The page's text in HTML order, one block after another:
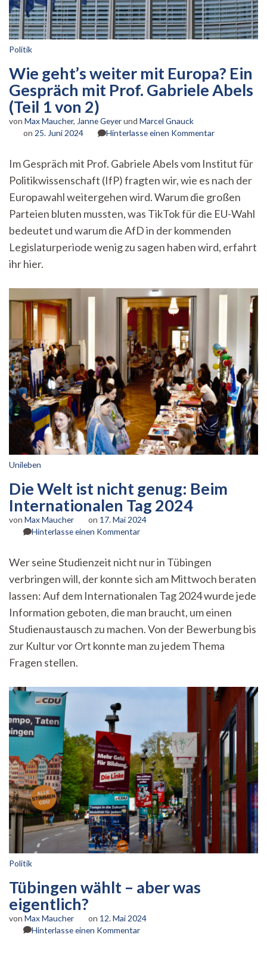
Politik
Wie geht’s weiter mit Europa? Ein
Gespräch mit Prof. Gabriele Abels
(Teil 1 von 2)
von Max Maucher, Janne Geyerund Marcel Gnauck
on 25. Juni 2024 Hinterlasse einen Kommentarzu
weiter
mit
Europa?
Ein
Gespräch
mit
Gabriele
1
Im Gespräch mit Prof. Gabriele Abels vom Institut für
Politikwissenschaft (IfP) fragten wir, wie es nach der
Europawahl weitergehen wird. Warum die großen
Parteien bluten mussten, was TikTok für die EU-Wahl
bedeutet und warum die AfD in der kommenden
Legislaturperiode wenig zu sagen haben wird, erfahrt
ihr hier.
Unileben
Die Welt ist nicht genug: Beim
Internationalen Tag 2024
von Max Maucher on 17. Mai 2024
Hinterlasse einen Kommentarzu
ist
nicht
genug:
Beim
Internationalen
Tag
Wer seine Studienzeit nicht nur in Tübingen
verbringen will, der konnte sich am Mittwoch beraten
lassen: Auf dem Internationalen Tag 2024 wurde jede
Information geboten, die man braucht, um einen
Studienaustausch zu machen. Von der Bewerbung bis
zur Kultur vor Ort konnte man zu jedem Thema
Fragen stellen.
Politik
Tübingen wählt – aber was
eigentlich?
von Max Maucher on 12. Mai 2024
Hinterlasse einen Kommentarzu